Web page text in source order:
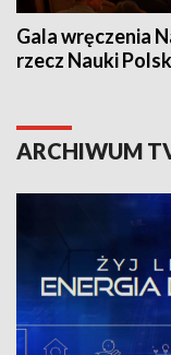
Gala wręczenia
rzecz Nauki
ARCHIWUM